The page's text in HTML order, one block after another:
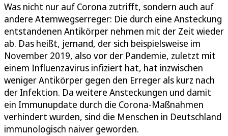
Was nicht nur auf Corona zutrifft, sondern auch auf
andere Atemwegserreger: Die durch eine Ansteckung
entstandenen Antikörper nehmen mit der Zeit wieder
ab. Das heißt, jemand, der sich beispielsweise im
November 2019, also vor der Pandemie, zuletzt mit
einem Influenzavirus infiziert hat, hat inzwischen
weniger Antikörper gegen den Erreger als kurz nach
der Infektion. Da weitere Ansteckungen und damit
ein Immunupdate durch die Corona-Maßnahmen
verhindert wurden, sind die Menschen in Deutschland
immunologisch naiver geworden.